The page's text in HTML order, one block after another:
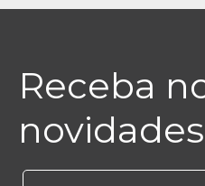
Receba
novidades